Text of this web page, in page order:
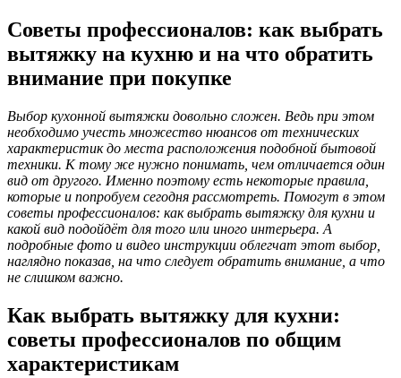
Советы профессионалов: как выбрать
вытяжку на кухню и на что обратить
внимание при покупке
Выбор кухонной вытяжки довольно сложен. Ведь при этом
необходимо учесть множество нюансов от технических
характеристик до места расположения подобной бытовой
техники. К тому же нужно понимать, чем отличается один
вид от другого. Именно поэтому есть некоторые правила,
которые и попробуем сегодня рассмотреть. Помогут в этом
советы профессионалов: как выбрать вытяжку для кухни и
какой вид подойдёт для того или иного интерьера. А
подробные фото и видео инструкции облегчат этот выбор,
наглядно показав, на что следует обратить внимание, а что
не слишком важно.
Как выбрать вытяжку для кухни:
советы профессионалов по общим
характеристикам